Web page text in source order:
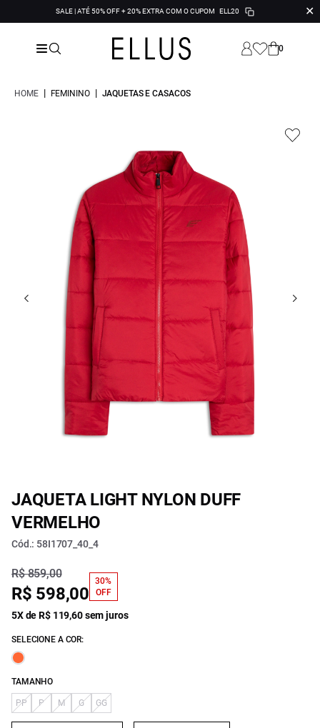
SALE | ATÉ 50% OFF + 20% EXTRA COM O CUPOM ELL20 ✕
0
HOME | FEMININO | JAQUETAS E CASACOS
JAQUETA LIGHT NYLON DUFF
VERMELHO
Cód.: 58I1707_40_4
R$ 859,00
R$ 598,00
30%
OFF
5X de R$ 119,60 sem juros
SELECIONE A COR:
TAMANHO
PP P M G GG